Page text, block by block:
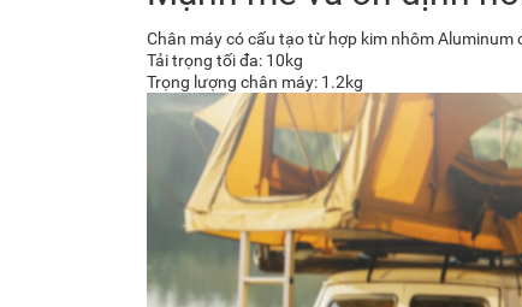
Chân máy có cấu tạo từ hợp kim nhôm
Tải trọng tối đa: 10kg
Trọng lượng chân máy: 1.2kg